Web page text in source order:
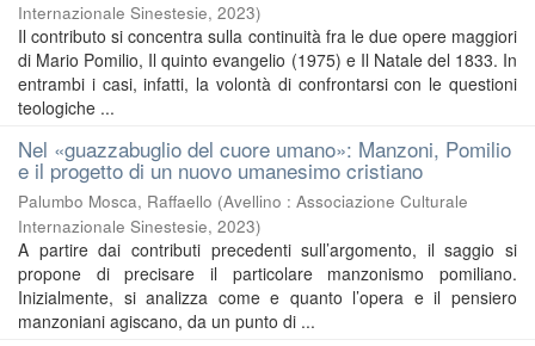
Internazionale Sinestesie, 2023)
Il contributo si concentra sulla continuità fra le due opere maggiori
di Mario Pomilio, Il quinto evangelio (1975) e Il Natale del 1833. In
entrambi i casi, infatti, la volontà di confrontarsi con le questioni
teologiche ...
Nel «guazzabuglio del cuore umano»: Manzoni, Pomilio
e il progetto di un nuovo umanesimo cristiano
Palumbo Mosca, Raffaello (Avellino : Associazione Culturale
Internazionale Sinestesie, 2023)
A partire dai contributi precedenti sull’argomento, il saggio si
propone di precisare il particolare manzonismo pomiliano.
Inizialmente, si analizza come e quanto l’opera e il pensiero
manzoniani agiscano, da un punto di ...